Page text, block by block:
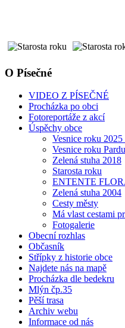
O Písečné
VIDEO Z PÍSEČNÉ
Procházka po obci
Fotoreportáže z akcí
Úspěchy obce
Vesnice roku
Vesnice roku
Zelená stuha 2018
Starosta roku
ENTENTE
Zelená stuha 2004
Cesty městy
Má vlast cestami
Fotogalerie
Obecní rozhlas
Občasník
Střípky z historie obce
Najdete nás na mapě
Procházka dle bedekru
Mlýn čp.35
Pěší trasa
Archiv webu
Informace od nás